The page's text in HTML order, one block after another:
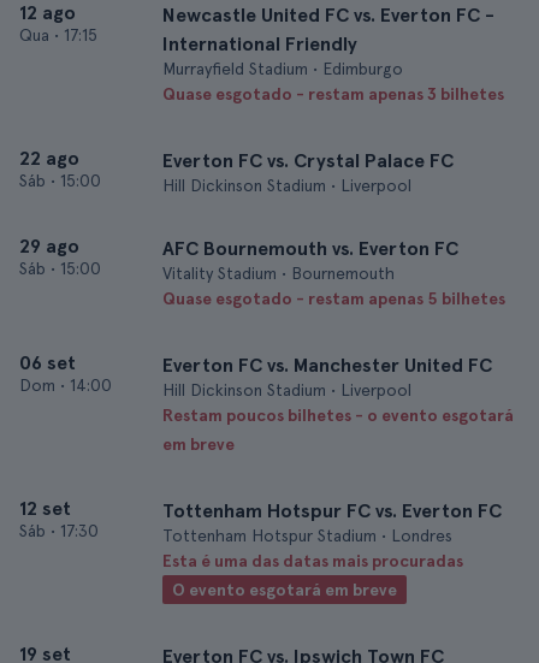
12 ago
Qua • 17:15
Newcastle United FC vs. Everton FC -
International Friendly
Murrayfield Stadium • Edimburgo
Quase esgotado - restam apenas 3 bilhetes
22 ago
Sáb • 15:00
Everton FC vs. Crystal Palace FC
Hill Dickinson Stadium • Liverpool
29 ago
Sáb • 15:00
AFC Bournemouth vs. Everton FC
Vitality Stadium • Bournemouth
Quase esgotado - restam apenas 5 bilhetes
06 set
Dom • 14:00
Everton FC vs. Manchester United FC
Hill Dickinson Stadium • Liverpool
Restam poucos bilhetes - o evento esgotará
em breve
12 set
Sáb • 17:30
Tottenham Hotspur FC vs. Everton FC
Tottenham Hotspur Stadium • Londres
Esta é uma das datas mais procuradas
O evento esgotará em breve
19 set Everton FC vs. Ipswich Town FC